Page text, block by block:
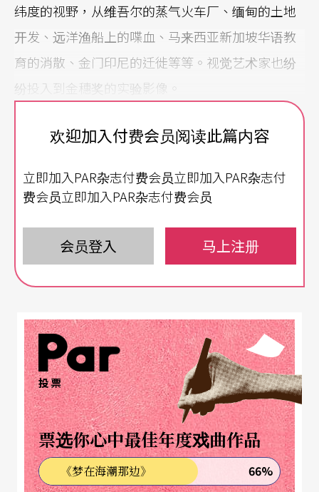
纬度的视野，从维吾尔的蒸气火车厂、缅甸的土地
开发、远洋渔船上的喋血、马来西亚新加坡华语教
育的消散、金门印尼的迁徙等等。视觉艺术家也纷
纷投入到金穗奖的实验影像。
视觉艺术家很抢戏
过去曾是表演艺术团体「泰顺街唱团」的苏汇宇，
带来了视觉作品《唐朝．绮丽男》，他自电影图书
泽演出的电影仍然过于保守，相较下剧本显得极为
大胆，企图延续先前高速摄影下「超级禁忌」的情
下台新视觉艺术类的百万大奖。
艺术家牛俊强曾于二○一三年以《即使她们从未相
见》拿下金穗最佳实验类电影，新作品《神的影
子》则带著视障者游走于画廊中，向他口述墙上展
示的作品，但观众看到的却是空无一物的画廊。看
来讽刺，却显现「盲」不是看不见，而是以另一种
欢迎加入付费会员阅读此篇内容
立即加入PAR杂志付费会员立即加入PAR杂志付
费会员立即加入PAR杂志付费会员
会员登入 马上注册
投票
票选你心中最佳年度戏曲作品
《梦在海潮那边》 66%